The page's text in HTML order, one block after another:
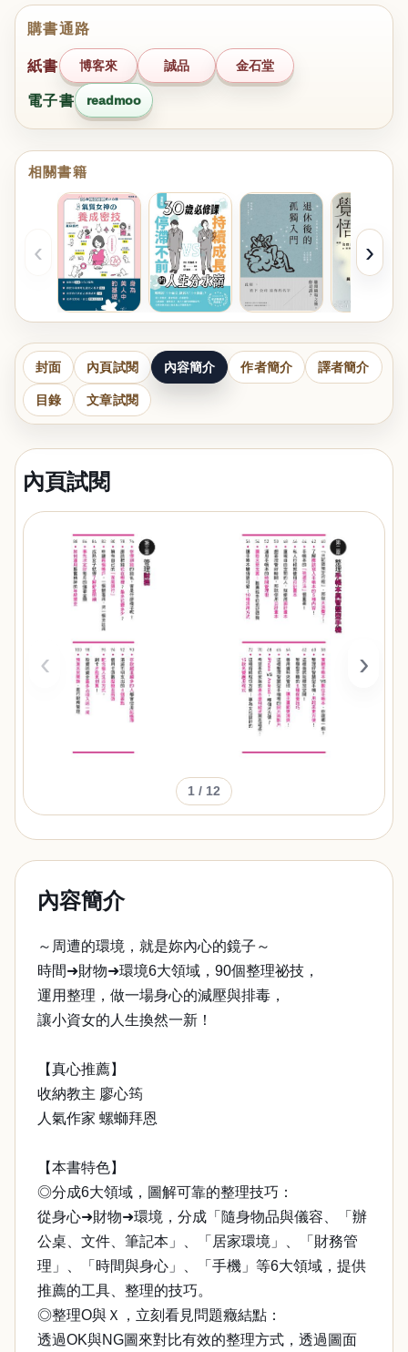
購書通路
紙書 博客來 誠品 金石堂
電子書 readmoo
相關書籍
‹ ›
封面 內頁試閱 內容簡介 作者簡介 譯者簡介
目錄 文章試閱
內頁試閱
‹ ›
1 / 12
內容簡介
～周遭的環境，就是妳內心的鏡子～
時間➜財物➜環境6大領域，90個整理祕技，
運用整理，做一場身心的減壓與排毒，
讓小資女的人生換然一新！
【真心推薦】
收納教主 廖心筠
人氣作家 螺螄拜恩
【本書特色】
◎分成6大領域，圖解可靠的整理技巧：
從身心➜財物➜環境，分成「隨身物品與儀容、「辦
公桌、文件、筆記本」、「居家環境」、「財務管
理」、「時間與身心」、「手機」等6大領域，提供
推薦的工具、整理的技巧。
◎整理O與Ｘ，立刻看見問題癥結點：
透過OK與NG圖來對比有效的整理方式，透過圖面